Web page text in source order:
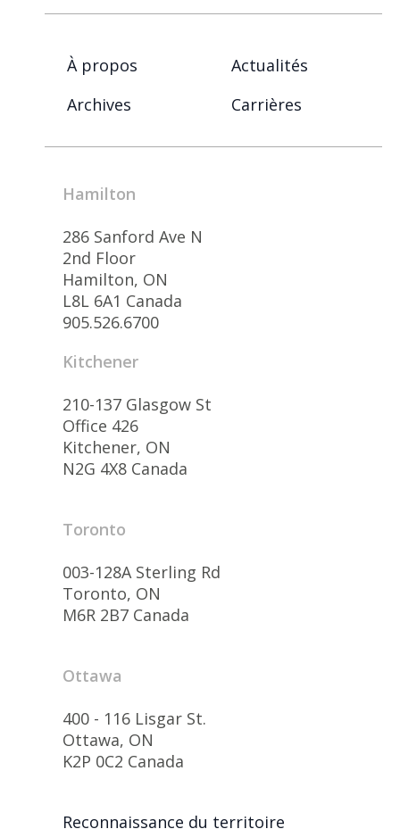
À propos
Actualités
Archives
Carrières
Hamilton
286 Sanford Ave N
2nd Floor
Hamilton, ON
L8L 6A1 Canada
905.526.6700
Kitchener
210-137 Glasgow St
Office 426
Kitchener, ON
N2G 4X8 Canada
Toronto
003-128A Sterling Rd
Toronto, ON
M6R 2B7 Canada
Ottawa
400 - 116 Lisgar St.
Ottawa, ON
K2P 0C2 Canada
Reconnaissance du territoire